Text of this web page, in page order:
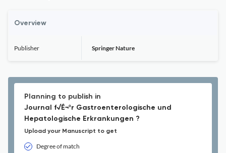
Overview
Publisher Springer Nature
Planning to publish in
Journal f√É¬ºr Gastroenterologische und
Hepatologische Erkrankungen ?
Upload your Manuscript to get
Degree of match